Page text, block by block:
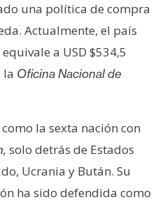
una política de compra
Actualmente, el país
a USD $534,5
la Oficina Nacional de
la sexta nación con
solo detrás de Estados
Ucrania y Bután. Su
ha sido defendida como